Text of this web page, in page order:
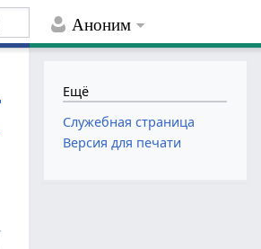
Аноним
Ещё
Служебная страница
Версия для печати